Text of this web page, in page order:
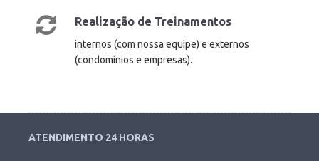
Realização de Treinamentos
internos (com nossa equipe) e externos
(condomínios e empresas).
ATENDIMENTO 24 HORAS